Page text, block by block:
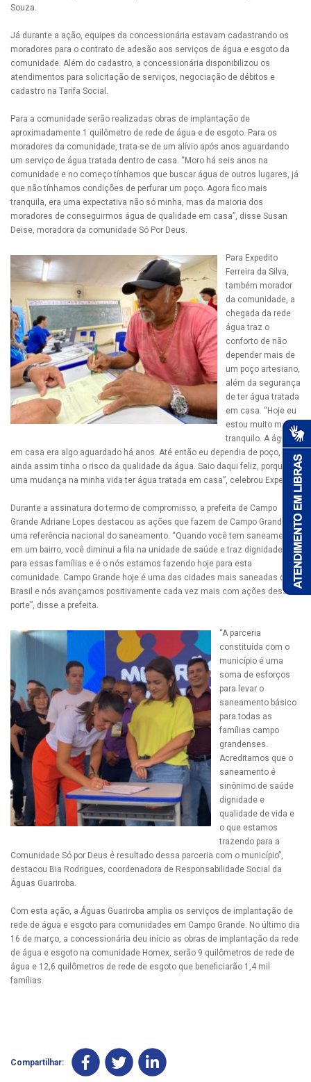
Souza.
Já durante a ação, equipes da concessionária estavam cadastrando os
moradores para o contrato de adesão aos serviços de água e esgoto da
comunidade. Além do cadastro, a concessionária disponibilizou os
atendimentos para solicitação de serviços, negociação de débitos e
cadastro na Tarifa Social.
Para a comunidade serão realizadas obras de implantação de
aproximadamente 1 quilômetro de rede de água e de esgoto. Para os
moradores da comunidade, trata-se de um alívio após anos aguardando
um serviço de água tratada dentro de casa. “Moro há seis anos na
comunidade e no começo tínhamos que buscar água de outros lugares, já
que não tínhamos condições de perfurar um poço. Agora fico mais
tranquila, era uma expectativa não só minha, mas da maioria dos
moradores de conseguirmos água de qualidade em casa”, disse Susan
Deise, moradora da comunidade Só Por Deus.
Para Expedito
Ferreira da Silva,
também morador
da comunidade, a
chegada da rede
água traz o
conforto de não
depender mais de
um poço artesiano,
além da segurança
de ter água tratada
em casa. “Hoje eu
estou muito mais
tranquilo. A água
em casa era algo aguardado há anos. Até então eu dependia de poço, mas
ainda assim tinha o risco da qualidade da água. Saio daqui feliz, porque é
uma mudança na minha vida ter água tratada em casa”, celebrou Expedito.
Durante a assinatura do termo de compromisso, a prefeita de Campo
Grande Adriane Lopes destacou as ações que fazem de Campo Grande
uma referência nacional do saneamento. “Quando você tem saneamento
em um bairro, você diminui a fila na unidade de saúde e traz dignidade
para essas famílias e é o nós estamos fazendo hoje para esta
comunidade. Campo Grande hoje é uma das cidades mais saneadas do
Brasil e nós avançamos positivamente cada vez mais com ações desse
porte”, disse a prefeita.
“A parceria
constituída com o
município é uma
soma de esforços
para levar o
saneamento básico
para todas as
famílias campo
grandenses.
Acreditamos que o
saneamento é
sinônimo de saúde
dignidade e
qualidade de vida e
o que estamos
trazendo para a
Comunidade Só por Deus é resultado dessa parceria com o município”,
destacou Bia Rodrigues, coordenadora de Responsabilidade Social da
Águas Guariroba.
Com esta ação, a Águas Guariroba amplia os serviços de implantação de
rede de água e esgoto para comunidades em Campo Grande. No último dia
16 de março, a concessionária deu início as obras de implantação da rede
de água e esgoto na comunidade Homex, serão 9 quilômetros de rede de
água e 12,6 quilômetros de rede de esgoto que beneficiarão 1,4 mil
famílias.
Compartilhar: